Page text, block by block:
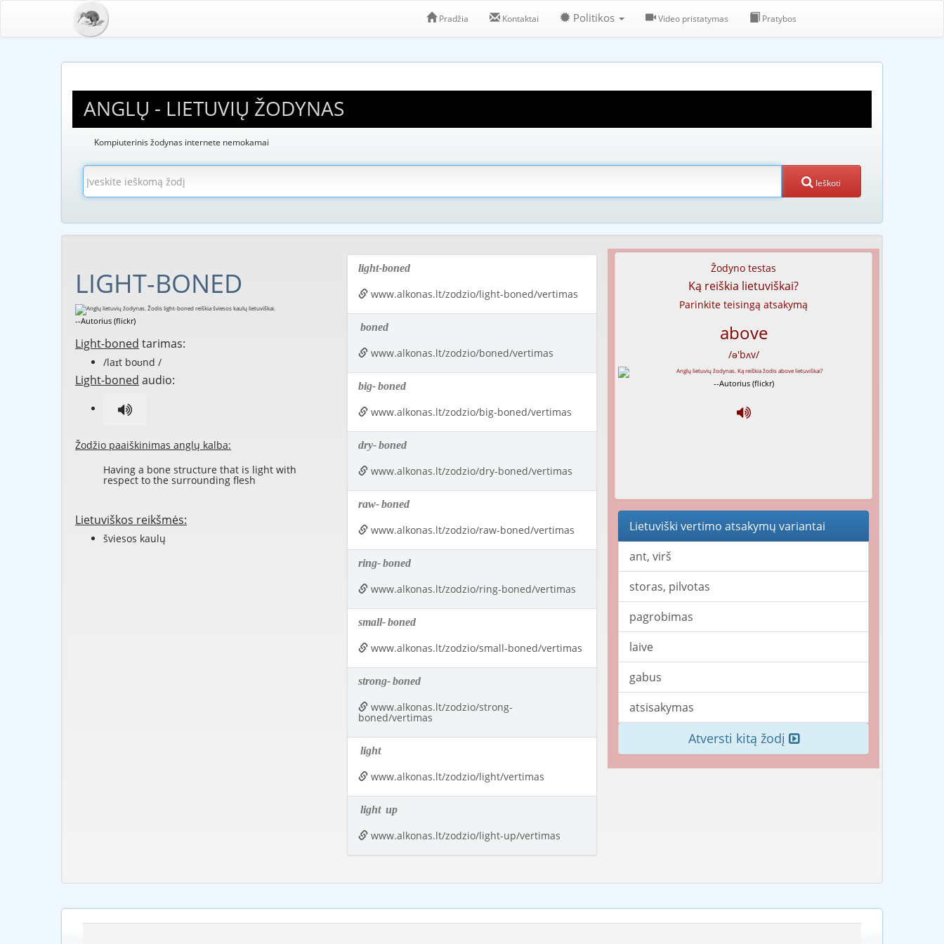
Pradžia Kontaktai Politikos Video pristatymas Pratybos
ANGLŲ - LIETUVIŲ ŽODYNAS
Kompiuterinis žodynas internete nemokamai
Ieškoti
LIGHT-BONED
--Autorius (flickr)
Light-boned tarimas:
/laɪt boʊnd /
Light-boned audio:
Žodžio paaiškinimas anglų kalba:
Having a bone structure that is light with
respect to the surrounding flesh
Lietuviškos reikšmės:
šviesos kaulų
light-boned
www.alkonas.lt/zodzio/light-boned/vertimas
boned
www.alkonas.lt/zodzio/boned/vertimas
big-boned
www.alkonas.lt/zodzio/big-boned/vertimas
dry-boned
www.alkonas.lt/zodzio/dry-boned/vertimas
raw-boned
www.alkonas.lt/zodzio/raw-boned/vertimas
ring-boned
www.alkonas.lt/zodzio/ring-boned/vertimas
small-boned
www.alkonas.lt/zodzio/small-boned/vertimas
strong-boned
www.alkonas.lt/zodzio/strong-
boned/vertimas
light
www.alkonas.lt/zodzio/light/vertimas
light up
www.alkonas.lt/zodzio/light-up/vertimas
Žodyno testas
Ką reiškia lietuviškai?
Parinkite teisingą atsakymą
above
/ə'bʌv/
--Autorius (flickr)
Lietuviški vertimo atsakymų variantai
ant, virš
storas, pilvotas
pagrobimas
laive
gabus
atsisakymas
Atversti kitą žodį